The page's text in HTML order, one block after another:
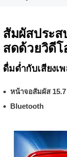
สัมผัสประส
สดด้วยวิดี
ดื่มด่ำกับเสียงเพ
หน้าจอสัมผัส
Bluetooth